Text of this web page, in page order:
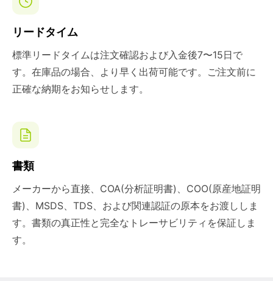
リードタイム
標準リードタイムは注文確認および入金後7〜15日で
す。在庫品の場合、より早く出荷可能です。ご注文前に
正確な納期をお知らせします。
書類
メーカーから直接、COA(分析証明書)、COO(原産地証明
書)、MSDS、TDS、および関連認証の原本をお渡ししま
す。書類の真正性と完全なトレーサビリティを保証しま
す。